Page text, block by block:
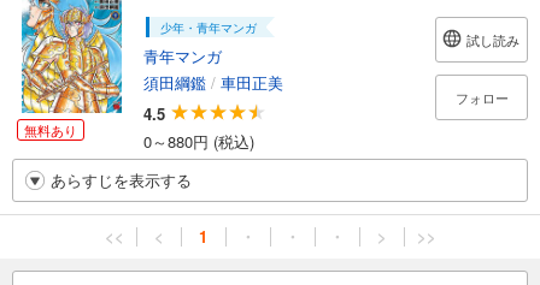
無料あり
少年・青年マンガ
青年マンガ
須田綱鑑 / 車田正美
4.5
0～880円 (税込)
試し読み
フォロー
あらすじを表示する
<< < 1 ・ ・ ・ > >>